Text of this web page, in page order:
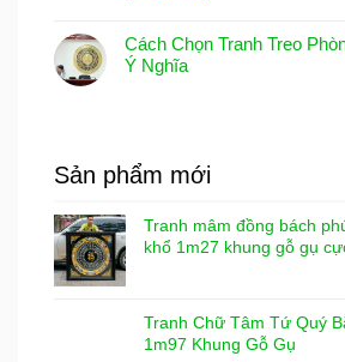
Cách Chọn Tranh Treo
Ý Nghĩa
Sản phẩm mới
Tranh mâm đồng bách
khổ 1m27 khung gỗ gụ
Tranh Chữ Tâm Tứ Quý
1m97 Khung Gỗ Gụ